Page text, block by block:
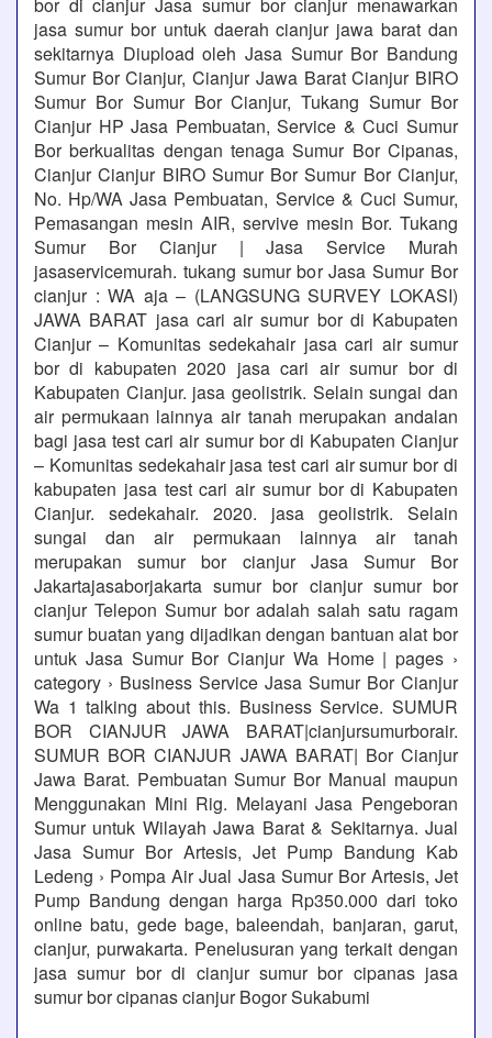
jasa sumur bor untuk daerah cianjur jawa barat dan
sekitarnya Diupload oleh Jasa Sumur Bor Bandung
Sumur Bor Cianjur, Cianjur Jawa Barat Cianjur BIRO
Sumur Bor Sumur Bor Cianjur, Tukang Sumur Bor
Cianjur HP Jasa Pembuatan, Service & Cuci Sumur
Bor berkualitas dengan tenaga Sumur Bor Cipanas,
Cianjur Cianjur BIRO Sumur Bor Sumur Bor Cianjur,
No. Hp/WA Jasa Pembuatan, Service & Cuci Sumur,
Pemasangan mesin AIR, servive mesin Bor. Tukang
Sumur Bor Cianjur | Jasa Service Murah
jasaservicemurah. tukang sumur bor Jasa Sumur Bor
cianjur : WA aja – (LANGSUNG SURVEY LOKASI)
JAWA BARAT jasa cari air sumur bor di Kabupaten
Cianjur – Komunitas sedekahair jasa cari air sumur
bor di kabupaten 2020 jasa cari air sumur bor di
Kabupaten Cianjur. jasa geolistrik. Selain sungai dan
air permukaan lainnya air tanah merupakan andalan
bagi jasa test cari air sumur bor di Kabupaten Cianjur
– Komunitas sedekahair jasa test cari air sumur bor di
kabupaten jasa test cari air sumur bor di Kabupaten
Cianjur. sedekahair. 2020. jasa geolistrik. Selain
sungai dan air permukaan lainnya air tanah
merupakan sumur bor cianjur Jasa Sumur Bor
Jakartajasaborjakarta sumur bor cianjur sumur bor
cianjur Telepon Sumur bor adalah salah satu ragam
sumur buatan yang dijadikan dengan bantuan alat bor
untuk Jasa Sumur Bor Cianjur Wa Home | pages ›
category › Business Service Jasa Sumur Bor Cianjur
Wa 1 talking about this. Business Service. SUMUR
BOR CIANJUR JAWA BARAT|cianjursumurborair.
SUMUR BOR CIANJUR JAWA BARAT| Bor Cianjur
Jawa Barat. Pembuatan Sumur Bor Manual maupun
Menggunakan Mini Rig. Melayani Jasa Pengeboran
Sumur untuk Wilayah Jawa Barat & Sekitarnya. Jual
Jasa Sumur Bor Artesis, Jet Pump Bandung Kab
Ledeng › Pompa Air Jual Jasa Sumur Bor Artesis, Jet
Pump Bandung dengan harga Rp350.000 dari toko
online batu, gede bage, baleendah, banjaran, garut,
cianjur, purwakarta. Penelusuran yang terkait dengan
jasa sumur bor di cianjur sumur bor cipanas jasa
sumur bor cipanas cianjur Bogor Sukabumi